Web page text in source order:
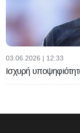
03.06.2026 | 12:33
Ισχυρή